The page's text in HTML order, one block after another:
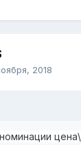
2018